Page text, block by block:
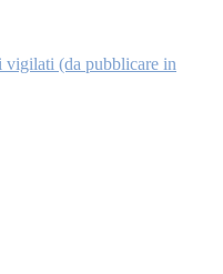
(da pubblicare in